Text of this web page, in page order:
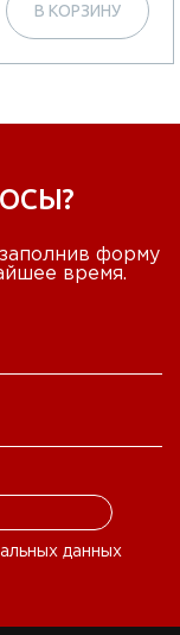
В КОРЗИНУ
форму
время.
данных